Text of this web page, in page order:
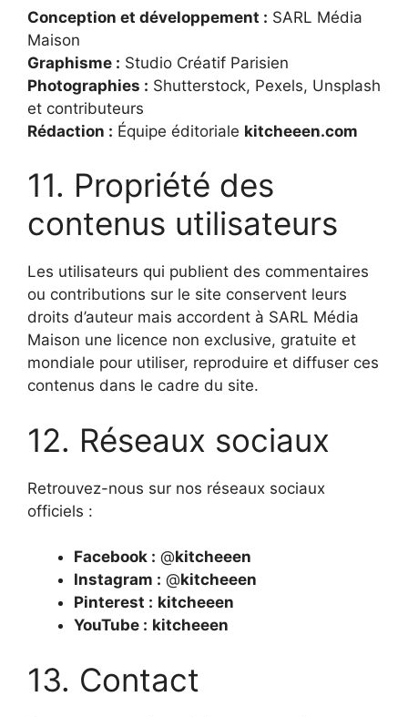
Conception et développement : SARL Média
Maison
Graphisme : Studio Créatif Parisien
Photographies : Shutterstock, Pexels, Unsplash
et contributeurs
Rédaction : Équipe éditoriale kitcheeen.com
11. Propriété des
contenus utilisateurs
Les utilisateurs qui publient des commentaires
ou contributions sur le site conservent leurs
droits d’auteur mais accordent à SARL Média
Maison une licence non exclusive, gratuite et
mondiale pour utiliser, reproduire et diffuser ces
contenus dans le cadre du site.
12. Réseaux sociaux
Retrouvez-nous sur nos réseaux sociaux
officiels :
Facebook : @kitcheeen
Instagram : @kitcheeen
Pinterest : kitcheeen
YouTube : kitcheeen
13. Contact